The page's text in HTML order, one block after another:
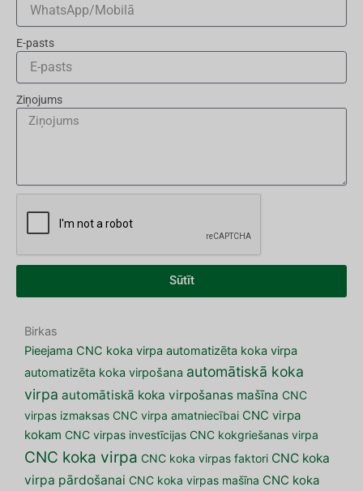
E-pasts
Ziņojums
Sūtīt
Birkas
Pieejama CNC koka virpa automatizēta koka virpa
automatizēta koka virpošana automātiskā koka
virpa automātiskā koka virpošanas mašīna CNC
virpas izmaksas CNC virpa amatniecībai CNC virpa
kokam CNC virpas investīcijas CNC kokgriešanas virpa
CNC koka virpa CNC koka virpas faktori CNC koka
virpa pārdošanai CNC koka virpas mašīna CNC koka